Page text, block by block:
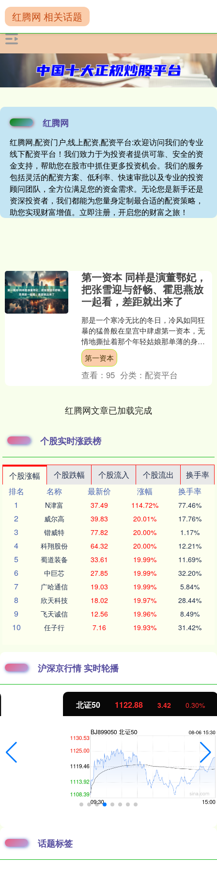
红腾网
红腾网,配资门户,线上配资,配资平台:欢迎访问我们的专业
线下配资平台！我们致力于为投资者提供可靠、安全的资
金支持，帮助您在股市中抓住更多投资机会。我们的服务
包括灵活的配资方案、低利率、快速审批以及专业的投资
顾问团队，全方位满足您的资金需求。无论您是新手还是
资深投资者，我们都能为您量身定制最合适的配资策略，
助您实现财富增值。立即注册，开启您的财富之旅！
红腾网 相关话题
第一资本 同样是演董鄂妃，
把张雪迎与舒畅、霍思燕放
一起看，差距就出来了
那是一个寒冷无比的冬日，冷风如同狂
暴的猛兽般在皇宫中肆虐第一资本，无
情地撕扯着那个年轻姑娘那单薄的身
躯。董鄂妃蹲伏在自己的寝宫中，双手
紧紧抓住绣花长裙，指节因为....
第一资本
查看：95 分类： 配资平台
红腾网文章已加载完成
个股实时涨跌榜
个股涨幅 个股跌幅 个股流入 个股流出
换手率
排名
名称 最新价 涨幅
换手率
1
N津富 37.49 114.72% 77.46%
2 威尔高 39.83 20.01% 17.76%
3 锴威特 77.82 20.00% 1.17%
4 科翔股份 64.32 20.00% 12.21%
5 蜀道装备 33.61 19.99% 11.69%
6 中巨芯 27.85 19.99% 32.20%
7 广哈通信 19.03 19.99% 5.84%
8 欣天科技 18.02 19.97% 28.44%
9 飞天诚信 12.56 19.96% 8.49%
10 任子行 7.16 19.93% 31.42%
沪深京行情 实时轮播
1122.88 3.42 0.30%
话题标签